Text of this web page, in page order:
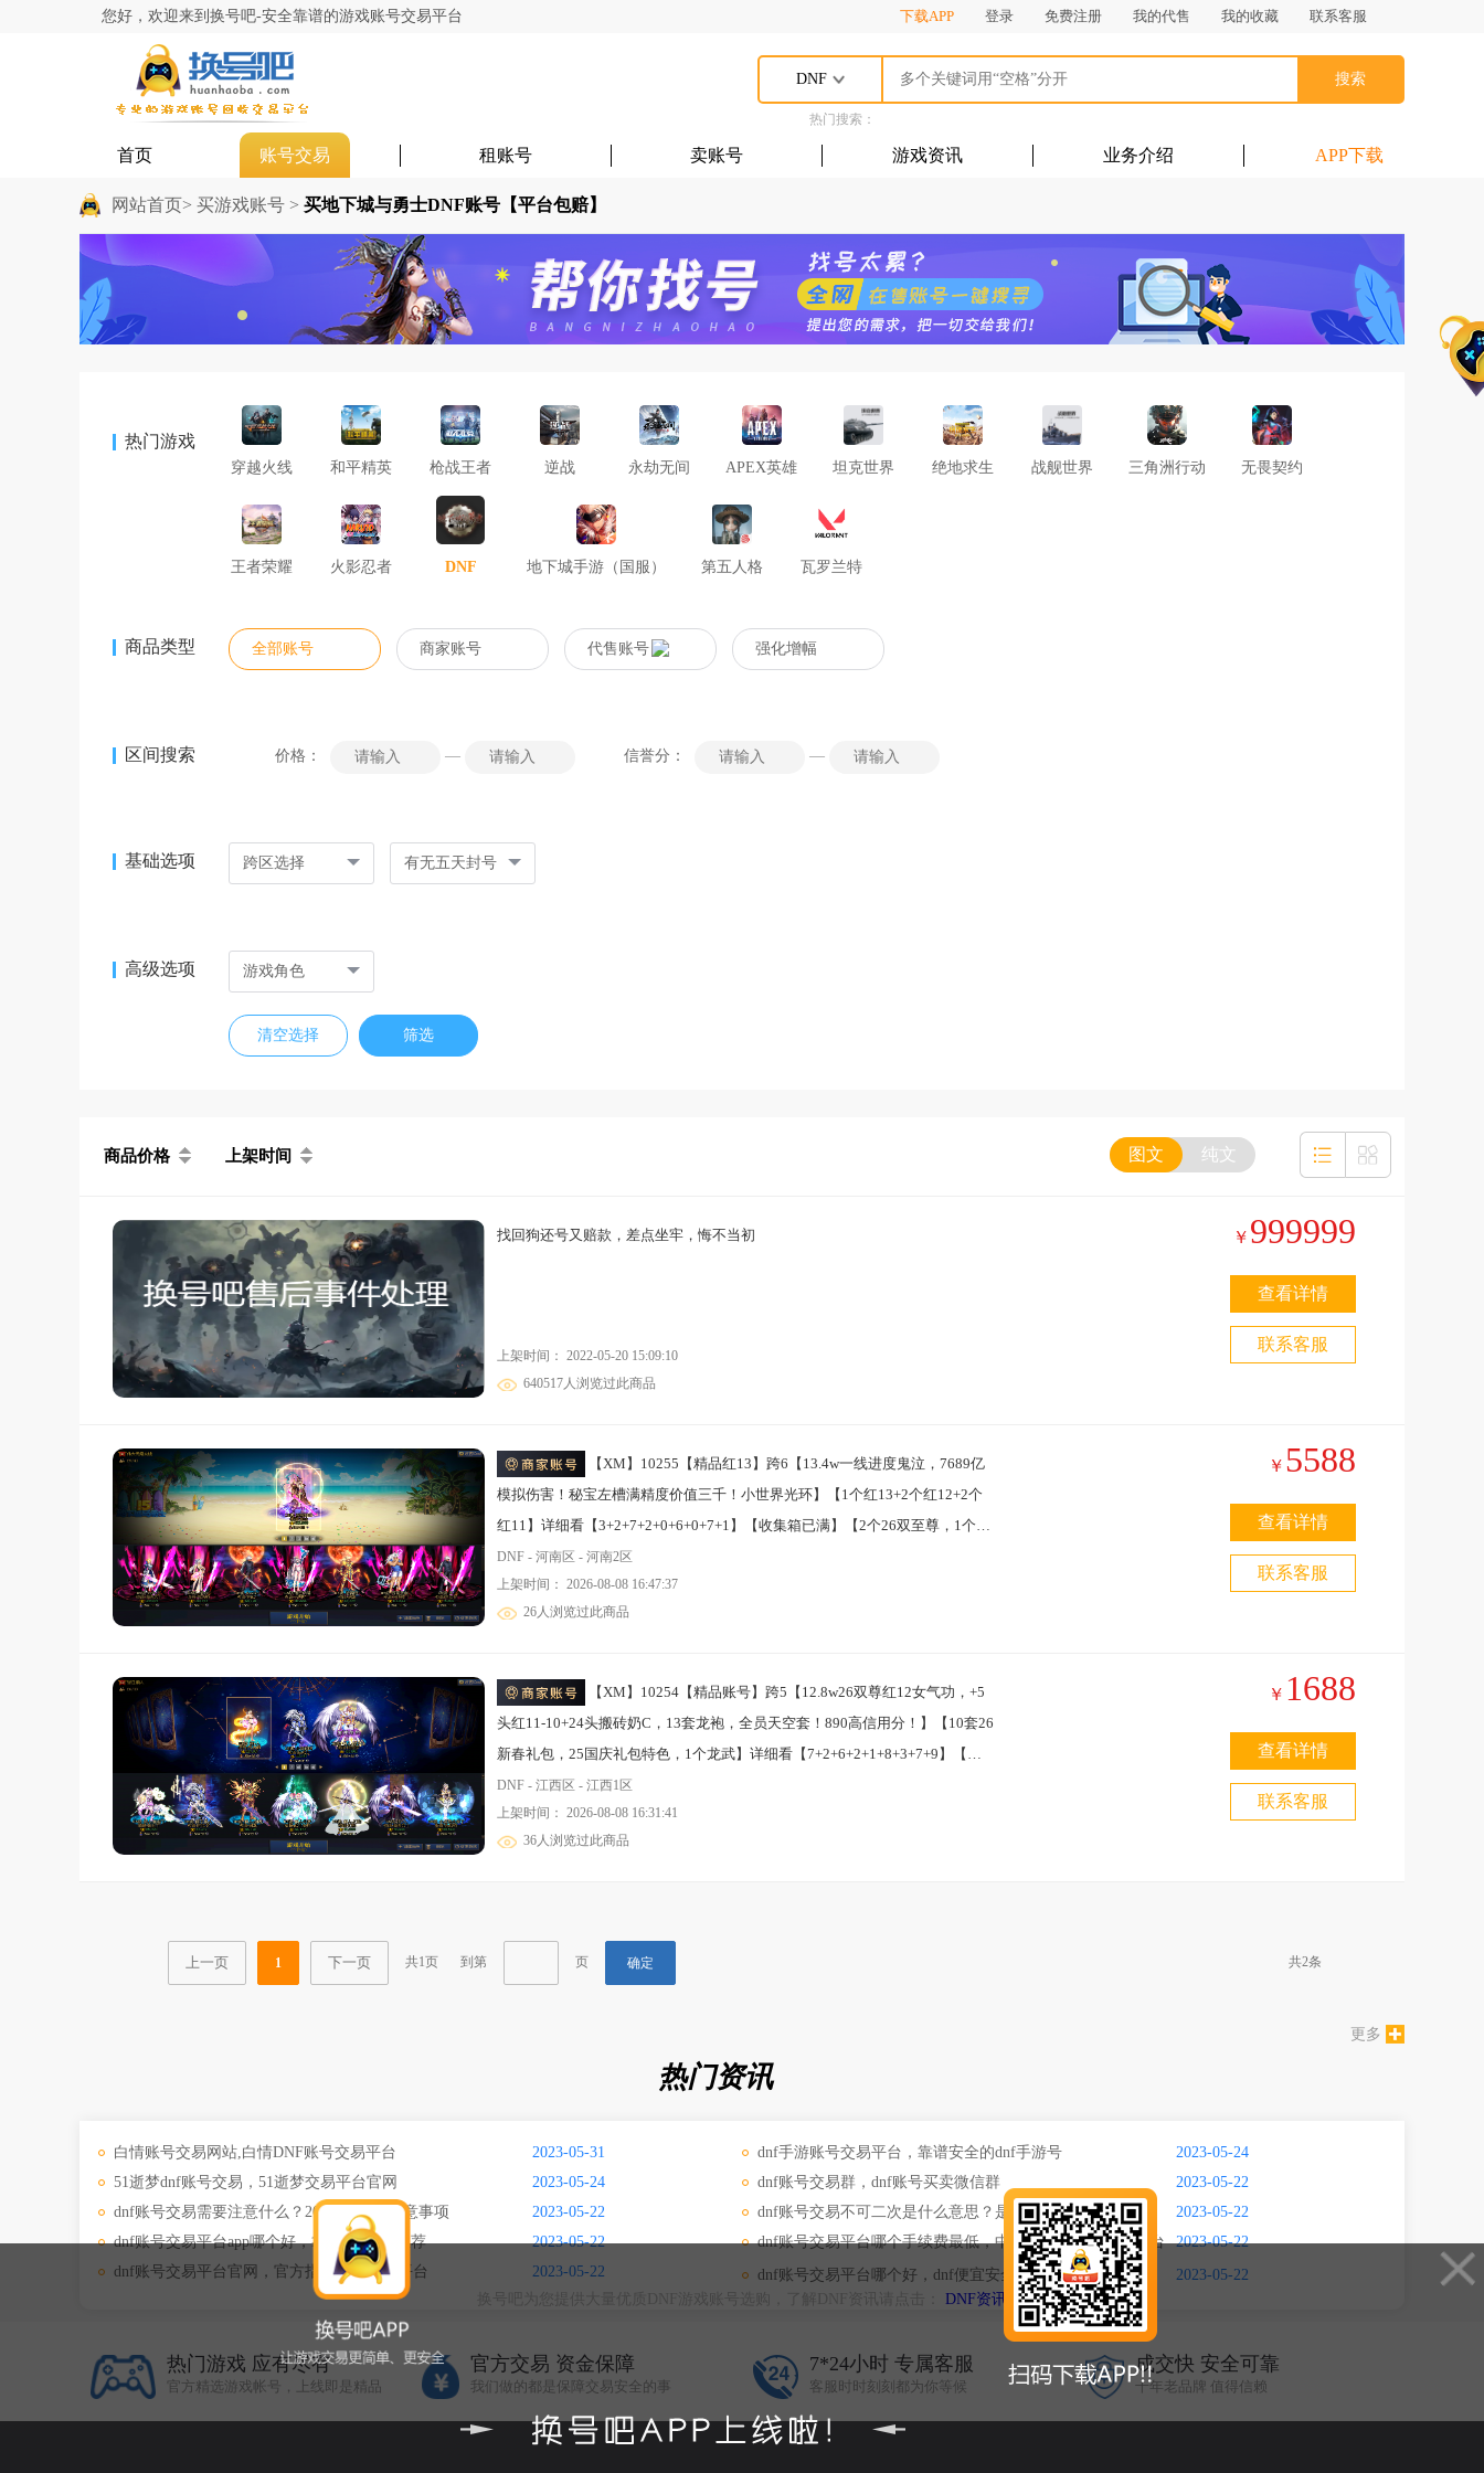
您好，欢迎来到换号吧-安全靠谱的游戏账号交易平台 下载APP 登录 免费注册 我的代售 我的收藏 联系客服
DNF 搜索
热门搜索：
首页 账号交易 租账号 卖账号 游戏资讯 业务介绍 APP下载
网站首页> 买游戏账号 > 买地下城与勇士DNF账号【平台包赔】
热门游戏
穿越火线 和平精英 枪战王者 逆战 永劫无间 APEX英雄 坦克世界 绝地求生 战舰世界 三角洲行动 无畏契约
王者荣耀 火影忍者 DNF 地下城手游（国服） 第五人格 瓦罗兰特
商品类型 全部账号 商家账号 代售账号 强化增幅
区间搜索 价格： — 信誉分： —
基础选项 跨区选择 有无五天封号
高级选项 游戏角色
清空选择 筛选
商品价格 上架时间 图文 纯文
找回狗还号又赔款，差点坐牢，悔不当初
上架时间： 2022-05-20 15:09:10
640517人浏览过此商品
￥ 999999
查看详情
联系客服
模拟伤害！秘宝左槽满精度价值三千！小世界光环】【1个红13+2个红12+2个
红11】详细看【3+2+7+2+0+6+0+7+1】【收集箱已满】【2个26双至尊，1个24
双至尊，25国庆特色齐全，5套龙袍，1个龙武】【13.38w鬼泣带26双至尊全身
完美红13，13w女气功带26双至尊武器耳环红13全身红12，12.9w剑帝带24双
至尊武器13耳环红13全身红12，11.86w奶妈全身红12-11，11.68w奶爸全身红
信用分 6年无制裁！】
DNF - 河南区 - 河南2区
上架时间： 2026-08-08 16:47:37
26人浏览过此商品
￥ 5588
查看详情
联系客服
头红11-10+24头搬砖奶C，13套龙袍，全员天空套！890高信用分！】【10套26
新春礼包，25国庆礼包特色，1个龙武】详细看【7+2+6+2+1+8+3+7+9】【时
装栏有特色详阅】【12.8w女气功带26双至尊武器13耳环红13全身红12混3件红
11，11.2w狂战士全身红11-10，9w帕拉丁武器12全身红11-10，8.6w剑魂全身
红11-10，8.4w战法全身红11-10，10.2w龙袍阿修罗武器12耳环红10，8.2w龙袍
DNF - 江西区 - 江西1区
上架时间： 2026-08-08 16:31:41
36人浏览过此商品
￥ 1688
查看详情
联系客服
上一页 1 下一页 共1页 到第 页 确定 共2条
热门资讯
更多
白情账号交易网站,白情DNF账号交易平台 2023-05-31 dnf手游账号交易平台，靠谱安全的dnf手游号
2023-05-24
51逝梦dnf账号交易，51逝梦交易平台官网
2023-05-24 dnf账号交易群，dnf账号买卖微信群
2023-05-22
dnf账号交易需要注意什么？2023买dnf号注意事项
2023-05-22 dnf账号交易不可二次是什么意思？是不能改实名吗
2023-05-22
dnf账号交易平台app哪个好，靠谱买号app推荐
2023-05-22 dnf账号交易平台哪个手续费最低，中介费最便宜的交易平台
2023-05-22
dnf账号交易平台官网，官方指定账号交易平台
2023-05-22 dnf账号交易平台哪个好，dnf便宜安全买号平台
2023-05-22
DNF资讯
热门游戏 应有尽有
官方精选游戏帐号，上线即是精品
官方交易 资金保障
我们做的都是保障交易安全的事
7*24小时 专属客服
客服时时刻刻都为你等候
成交快 安全可靠
十年老品牌 值得信赖